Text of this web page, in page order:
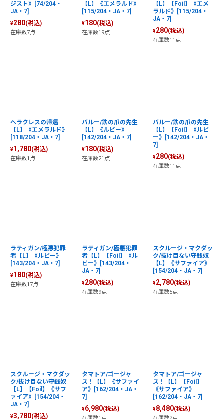
ジスト》[74/204・
JA・7]
¥280(税込)
在庫数7点
【L】《エメラルド》
[115/204・JA・7]
¥180(税込)
在庫数19点
【L】【Foil】《エメ
ラルド》[115/204・
JA・7]
¥280(税込)
在庫数11点
ヘラクレスの帰還
【L】《エメラルド》
[118/204・JA・7]
¥1,780(税込)
在庫数1点
バルー/鉄の爪の先生
【L】《ルビー》
[142/204・JA・7]
¥180(税込)
在庫数21点
バルー/鉄の爪の先生
【L】【Foil】《ルビ
ー》[142/204・JA・
7]
¥280(税込)
在庫数11点
ラティガン/極悪犯罪
者【L】《ルビー》
[143/204・JA・7]
¥180(税込)
在庫数17点
ラティガン/極悪犯罪
者【L】【Foil】《ル
ビー》[143/204・
JA・7]
¥280(税込)
在庫数9点
スクルージ・マクダッ
ク/抜け目ない守銭奴
【L】《サファイア》
[154/204・JA・7]
¥2,780(税込)
在庫数5点
スクルージ・マクダッ
ク/抜け目ない守銭奴
【L】【Foil】《サフ
ァイア》[154/204・
JA・7]
¥3,780(税込)
タマトア/ゴージャ
ス！【L】《サファイ
ア》[162/204・JA・
7]
¥6,980(税込)
タマトア/ゴージャ
ス！【L】【Foil】
《サファイア》
[162/204・JA・7]
¥8,480(税込)